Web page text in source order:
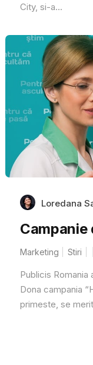
City, si-a...
Loredana
Campanie
Marketing Stiri
Publicis Romania
Dona campania
primeste, se